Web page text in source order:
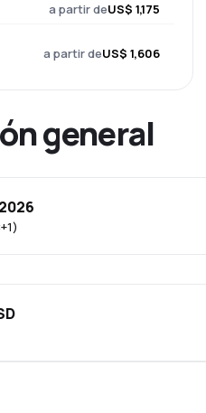
a partir deUS$ 1,175
a partir deUS$ 1,606
general